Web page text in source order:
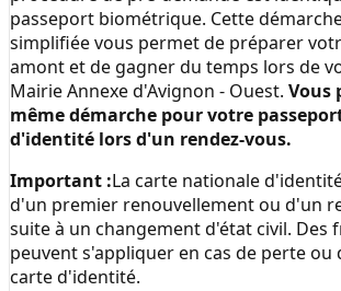
passeport biométrique. Cette
simplifiée vous permet de préparer
amont et de gagner du temps lors de
Mairie Annexe d'Avignon - Ouest. Vous
même démarche pour votre
d'identité lors d'un rendez-vous.
Important :La carte nationale
d'un premier renouvellement ou d'un
suite à un changement d'état civil. Des
peuvent s'appliquer en cas de perte ou
carte d'identité.